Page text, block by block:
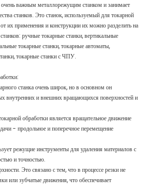
очень важным металлорежущим станком и занимает
станков. Это станок, используемый для токарной
их применения и конструкции их можно разделить на
ручные токарные станки, вертикальные
токарные станки, токарные автоматы,
токарные станки с ЧПУ.
станка очень широк, но в основном он
внутренних и внешних вращающихся поверхностей и
обработки является вращательное движение
- продольное и поперечное перемещение
режущие инструменты для удаления материалов с
и точностью.
Это связано с тем, что в процессе резки не
или зубчатые движения, что обеспечивает